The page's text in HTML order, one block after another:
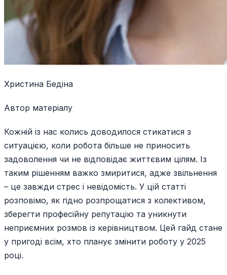
Христина Бедіна
Автор матеріалу
Кожній із нас колись доводилося стикатися з
ситуацією, коли робота більше не приносить
задоволення чи не відповідає життєвим цілям. Із
таким рішенням важко змиритися, адже звільнення
– це завжди стрес і невідомість. У цій статті
розповімо, як гідно розпрощатися з колективом,
зберегти професійну репутацію та уникнути
неприємних розмов із керівництвом. Цей гайд стане
у пригоді всім, хто планує змінити роботу у 2025
році.